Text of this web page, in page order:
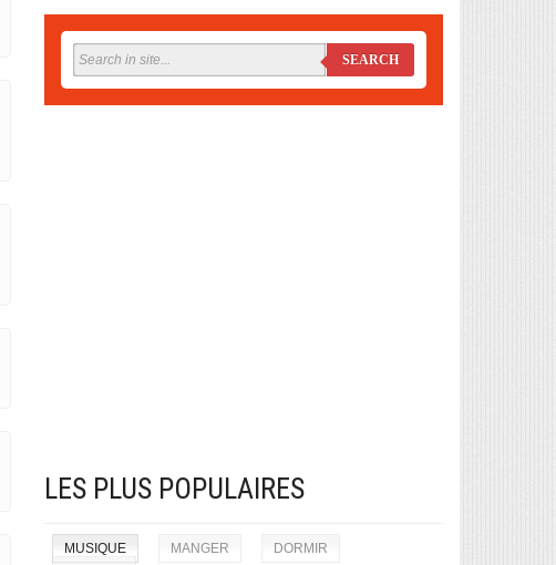
SEARCH
LES PLUS POPULAIRES
MUSIQUE MANGER
DORMIR